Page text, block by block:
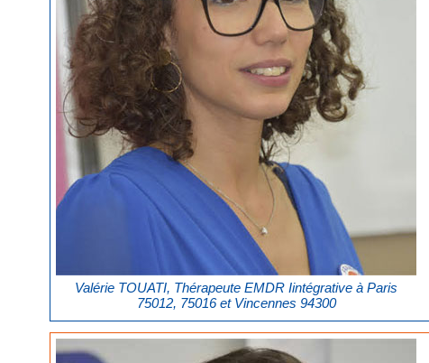
Valérie TOUATI, Thérapeute EMDR Iintégrative à Paris
75012, 75016 et Vincennes 94300